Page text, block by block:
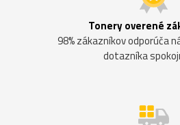
Tonery overené
98% zákazníkov odporúča
dotazníka